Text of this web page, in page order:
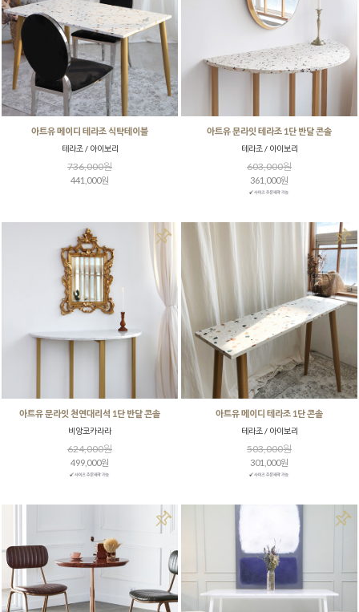
아트유 메이디 테라조 식탁테이블
테라조 / 아이보리
736,000원
441,000원
아트유 문라잇 테라조 1단 반달 콘솔
테라조 / 아이보리
603,000원
361,000원
아트유 문라잇 천연대리석 1단 반달 콘솔
비앙코카라라
624,000원
499,000원
아트유 메이디 테라조 1단 콘솔
테라조 / 아이보리
503,000원
301,000원